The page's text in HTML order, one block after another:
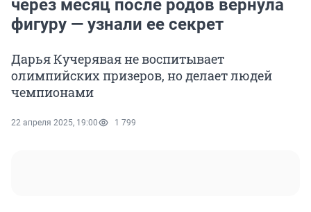
через месяц после родов вернула
фигуру — узнали ее секрет
Дарья Кучерявая не воспитывает
олимпийских призеров, но делает людей
чемпионами
22 апреля 2025, 19:00 1 799